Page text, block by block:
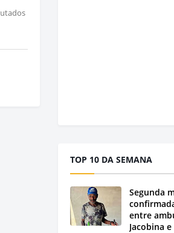
TOP 10 DA SEMANA
Segunda
entre
Jacobina